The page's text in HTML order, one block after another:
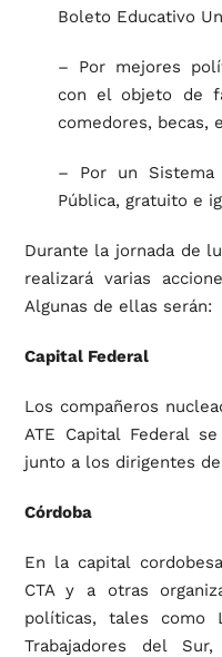
Boleto Educativo
– Por mejores
con el objeto de
comedores, becas,
– Por un Sistema
Pública, gratuito e
Durante la jornada de
realizará varias
Algunas de ellas serán:
Capital Federal
Los compañeros
ATE Capital Federal
junto a los dirigentes
Córdoba
En la capital
CTA y a otras
políticas, tales como
Trabajadores del